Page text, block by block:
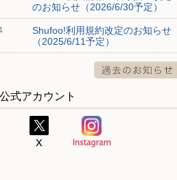
のお知らせ（2026/6/30予定）
Shufoo!利用規約改定のお知らせ
（2025/6/11予定）
式アカウント